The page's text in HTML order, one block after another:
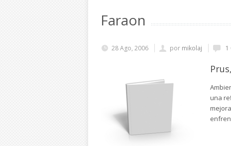
Faraon
28 Ago, 2006 por mikolaj 1
una